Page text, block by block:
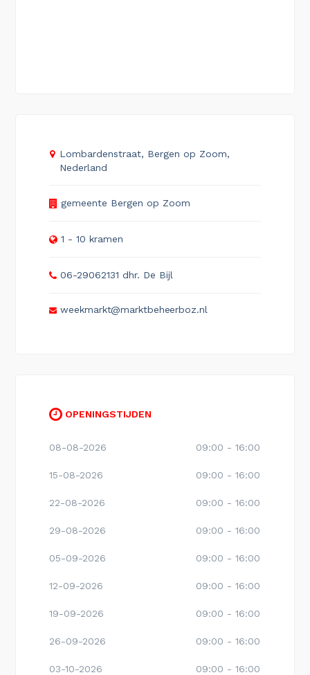
Lombardenstraat, Bergen op Zoom,
Nederland
gemeente Bergen op Zoom
1 - 10 kramen
06-29062131 dhr. De Bijl
weekmarkt@marktbeheerboz.nl
OPENINGSTIJDEN
08-08-2026 09:00 - 16:00
15-08-2026 09:00 - 16:00
22-08-2026 09:00 - 16:00
29-08-2026 09:00 - 16:00
05-09-2026 09:00 - 16:00
12-09-2026 09:00 - 16:00
19-09-2026 09:00 - 16:00
26-09-2026 09:00 - 16:00
03-10-2026 09:00 - 16:00